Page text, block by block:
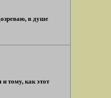
в душе
тому, как этот